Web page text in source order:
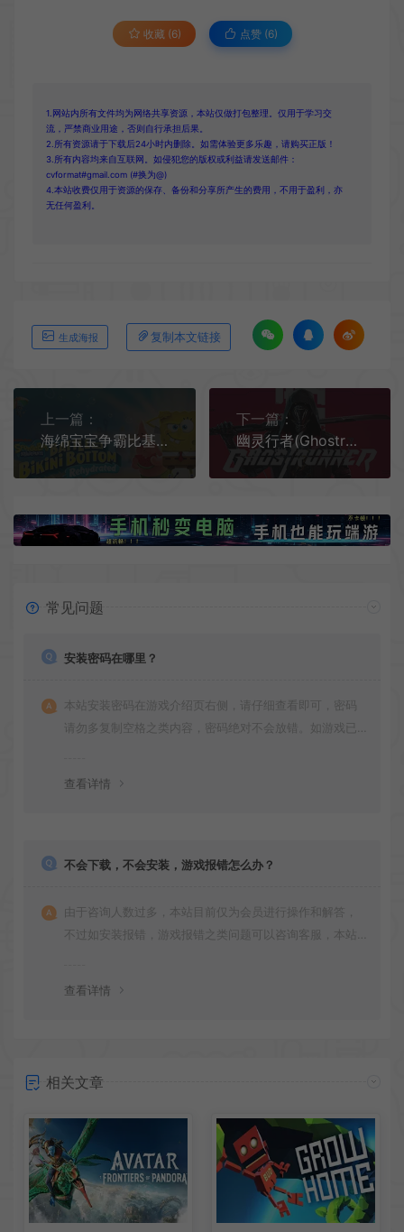
收藏 (6) 点赞 (6)
1.网站内所有文件均为网络共享资源，本站仅做打包整理。仅用于学习交
流，严禁商业用途，否则自行承担后果。
2.所有资源请于下载后24小时内删除。如需体验更多乐趣，请购买正版！
3.所有内容均来自互联网。如侵犯您的版权或利益请发送邮件：
cvformat#gmail.com (#换为@)
4.本站收费仅用于资源的保存、备份和分享所产生的费用，不用于盈利，亦
无任何盈利。
生成海报 复制本文链接
上一篇：
海绵宝宝争霸比基尼海滩 / SpongeBob SquarePants 动漫动作闯关游戏
下一篇：
幽灵行者(Ghostrunner)第一人称硬核动作斩杀游戏|下载
常见问题
安装密码在哪里？
本站安装密码在游戏介绍页右侧，请仔细查看即可，密码
请勿多复制空格之类内容，密码绝对不会放错。如游戏已
查看详情
不会下载，不会安装，游戏报错怎么办？
由于咨询人数过多，本站目前仅为会员进行操作和解答，
不过如安装报错，游戏报错之类问题可以咨询客服，本站
查看详情
相关文章